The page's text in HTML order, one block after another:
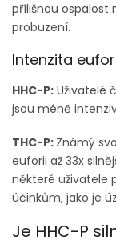
přílišnou ospalost
probuzení.
Intenzita
HHC-P: Uživatelé
jsou méně
THC-P: Známý
euforii až 33x
některé uživatele
účinkům, jako je
Je HHC-P